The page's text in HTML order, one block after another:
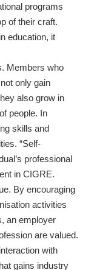
programs
of their craft.
education, it
Members who
only gain
also grow in
people. In
skills and
“Self-
professional
in CIGRE.
By encouraging
activities
an employer
are valued.
with
gains industry